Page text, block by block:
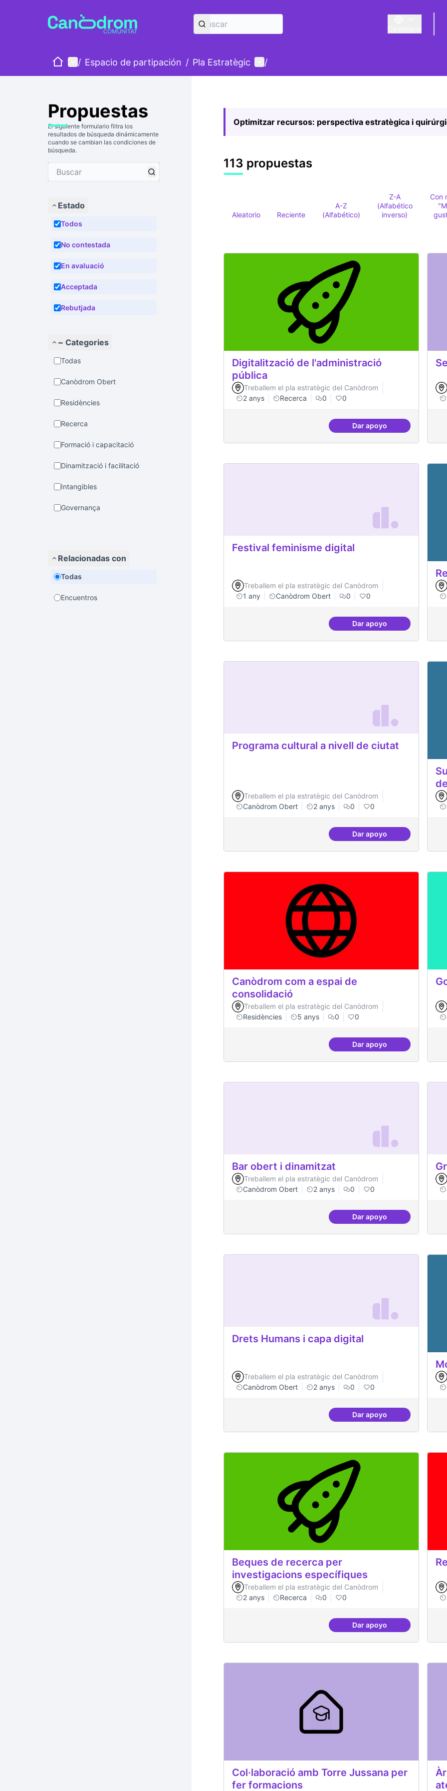
Triar la llengua
InicioMenú principal
/ Espacio de partipación / Pla Estratègic Menú de usuario
/
Propuestas
El siguiente formulario filtra los
resultados de búsqueda dinámicamente
cuando se cambian las condiciones de
búsqueda.
Estado
Todos
No contestada
En avaluació
Acceptada
Rebutjada
~ Categories
Todas
Canòdrom Obert
Residències
Recerca
Formació i capacitació
Dinamització i facilitació
Intangibles
Governança
Relacionadas con
Todas
Encuentros
Optimitzar recursos: perspectiva estratègica i
113 propuestas
Aleatorio Reciente
A-Z
(Alfabético)
Z-A
(Alfabético
inverso)
Con
Digitalització de l'administració
pública
Treballem el pla estratègic del Canòdrom
2 anys
Recerca 0 0
Dar apoyoDigitalització de
Festival feminisme digital
Treballem el pla estratègic del Canòdrom
1 any
Canòdrom Obert 0 0
Dar apoyoFestival feminisme
Programa cultural a nivell de ciutat
Treballem el pla estratègic del Canòdrom
Canòdrom Obert
2 anys 0 0
Dar apoyoPrograma cultural a
Canòdrom com a espai de
consolidació
Treballem el pla estratègic del Canòdrom
Residències
5 anys 0 0
Dar apoyoCanòdrom com a
Bar obert i dinamitzat
Treballem el pla estratègic del Canòdrom
Canòdrom Obert
2 anys 0 0
Dar apoyoBar obert i dinamitzat
Drets Humans i capa digital
Treballem el pla estratègic del Canòdrom
Canòdrom Obert
2 anys 0 0
Dar apoyoDrets Humans i capa
Beques de recerca per
investigacions específiques
Treballem el pla estratègic del Canòdrom
2 anys
Recerca 0 0
Dar apoyoBeques de recerca
Col·laboració amb Torre Jussana per
fer formacions